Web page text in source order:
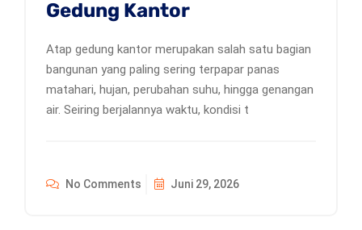
Gedung Kantor
Atap gedung kantor merupakan salah satu bagian
bangunan yang paling sering terpapar panas
matahari, hujan, perubahan suhu, hingga genangan
air. Seiring berjalannya waktu, kondisi t
No Comments Juni 29, 2026